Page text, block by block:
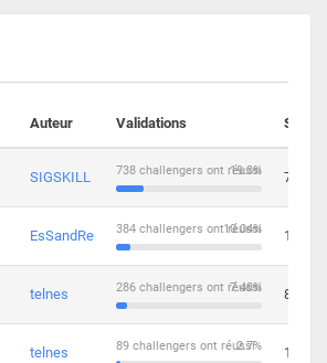
Auteur Validations
SIGSKILL 19.3%
738 challengers ont réussi 7
EsSandRe 10.04%
384 challengers ont réussi 13
telnes 7.48%
286 challengers ont réussi 8
telnes 2.7%
89 challengers ont réussi 10